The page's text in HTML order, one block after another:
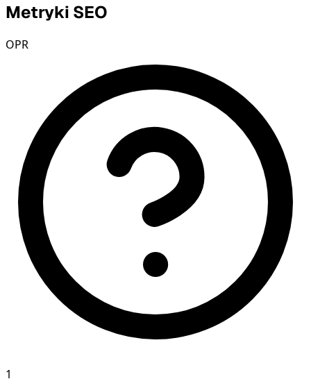
Metryki SEO
OPR
1